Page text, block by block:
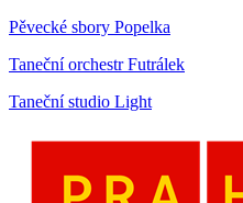
Pěvecké sbory Popelka
Taneční orchestr Futrálek
Taneční studio Light